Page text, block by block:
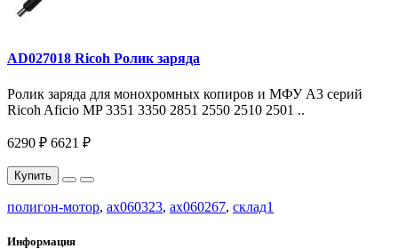
AD027018 Ricoh Ролик заряда
Ролик заряда для монохромных копиров и МФУ A3 серий
Ricoh Aficio MP 3351 3350 2851 2550 2510 2501 ..
6290 ₽ 6621 ₽
Купить
полигон-мотор, ax060323, ax060267, склад1
Информация